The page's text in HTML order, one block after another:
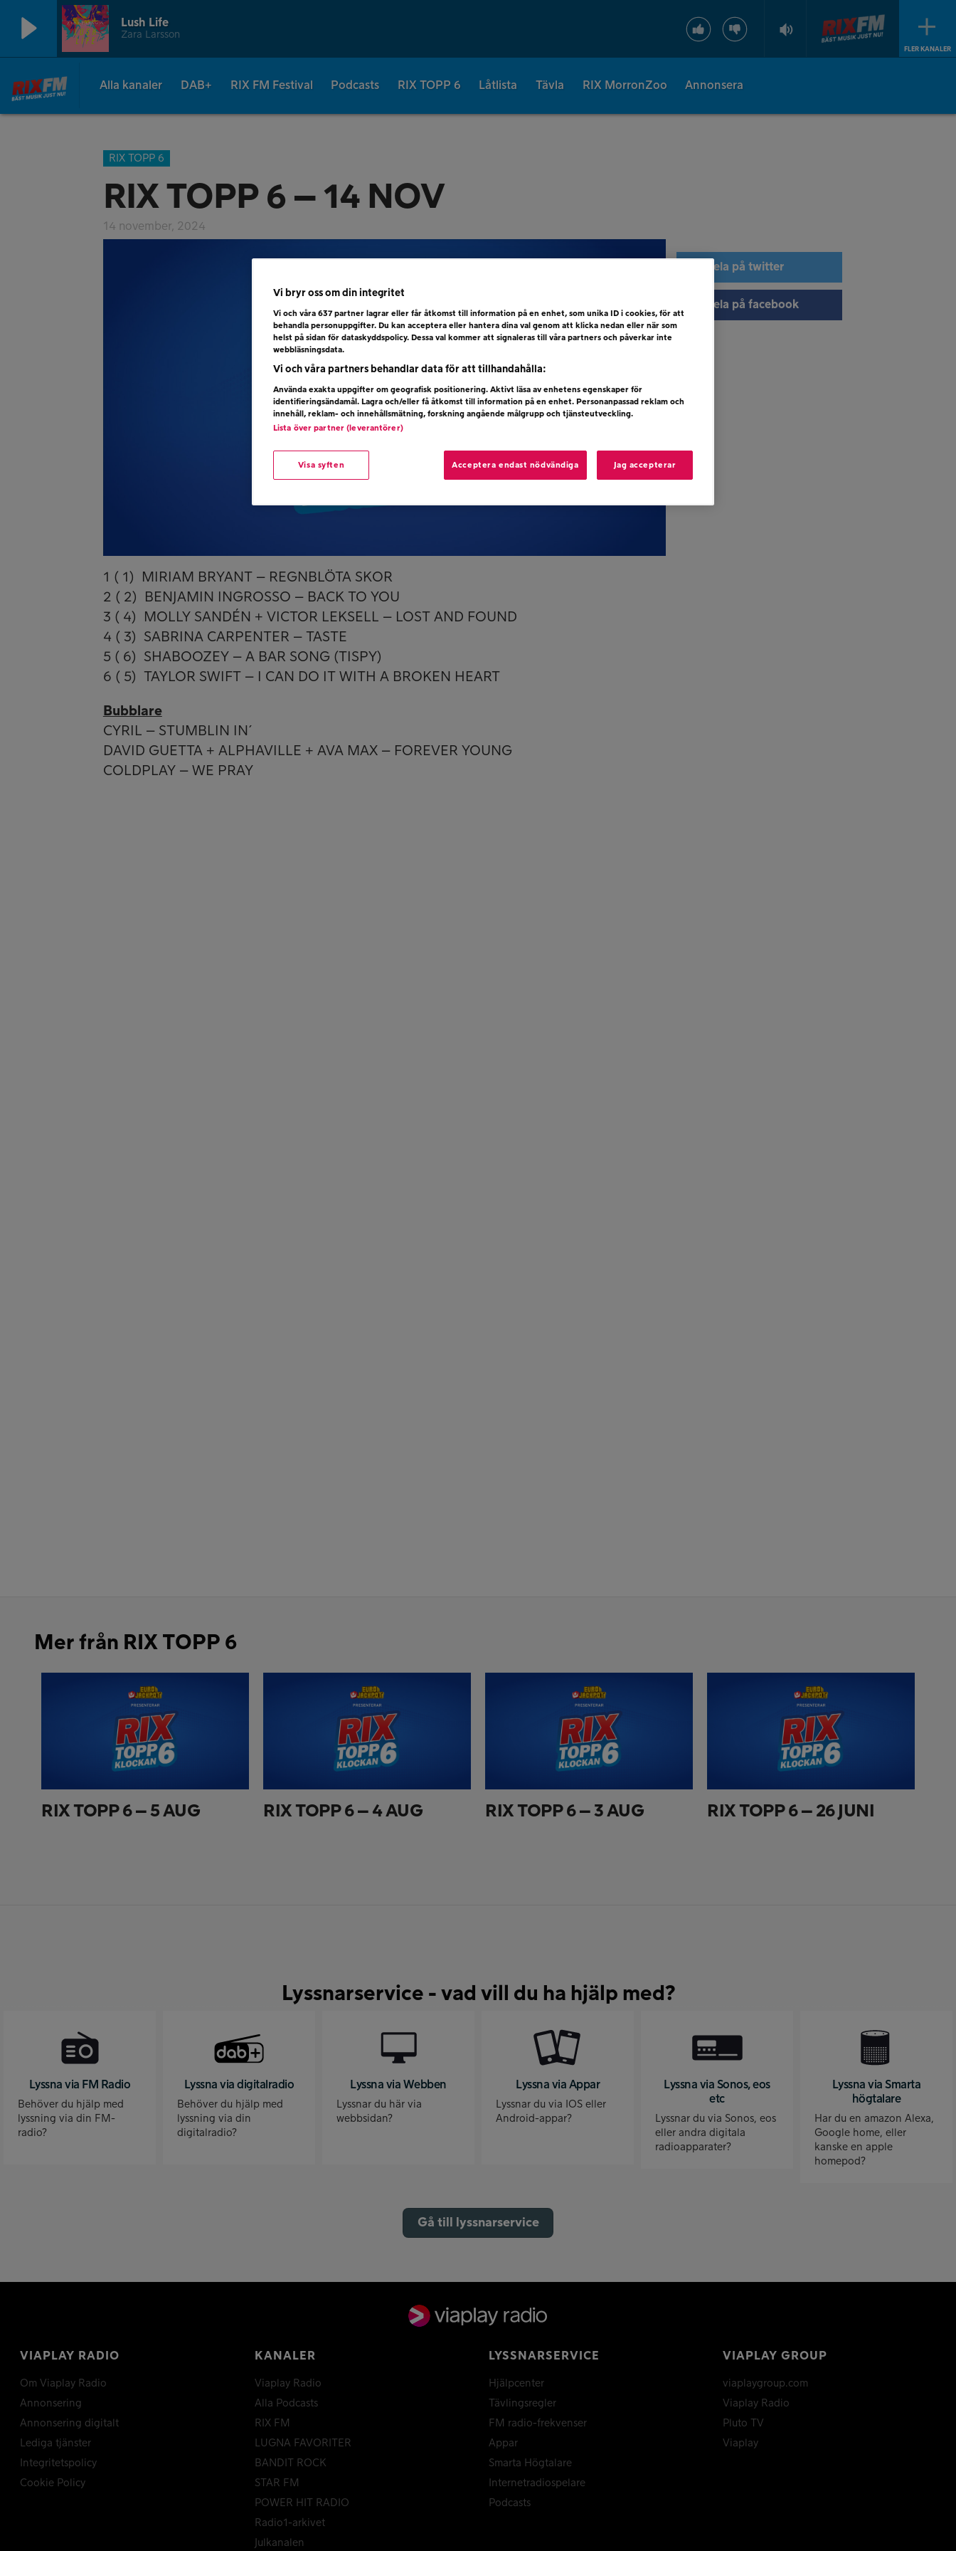
Lush Life
Zara Larsson
FLER KANALER
Alla kanaler DAB+ RIX FM Festival Podcasts RIX TOPP 6 Låtlista Tävla RIX MorronZoo Annonsera
RIX TOPP 6
RIX TOPP 6 – 14 NOV
14 november, 2024
1 ( 1) MIRIAM BRYANT – REGNBLÖTA SKOR
2 ( 2) BENJAMIN INGROSSO – BACK TO YOU
3 ( 4) MOLLY SANDÉN + VICTOR LEKSELL – LOST AND FOUND
4 ( 3) SABRINA CARPENTER – TASTE
5 ( 6) SHABOOZEY – A BAR SONG (TISPY)
6 ( 5) TAYLOR SWIFT – I CAN DO IT WITH A BROKEN HEART
Bubblare
CYRIL – STUMBLIN IN´
DAVID GUETTA + ALPHAVILLE + AVA MAX – FOREVER YOUNG
COLDPLAY – WE PRAY
Dela på twitter
Dela på facebook
Mer från RIX TOPP 6
RIX TOPP 6 – 5 AUG RIX TOPP 6 – 4 AUG RIX TOPP 6 – 3 AUG RIX TOPP 6 – 26 JUNI
Lyssnarservice - vad vill du ha hjälp med?
Lyssna via FM Radio
Behöver du hjälp med
lyssning via din FM-
radio?
Lyssna via digitalradio
Behöver du hjälp med
lyssning via din
digitalradio?
Lyssna via Webben
Lyssnar du här via
webbsidan?
Lyssna via Appar
Lyssnar du via IOS eller
Android-appar?
Lyssna via Sonos, eos
etc
Lyssnar du via Sonos, eos
eller andra digitala
radioapparater?
Lyssna via Smarta
högtalare
Har du en amazon Alexa,
Google home, eller
kanske en apple
homepod?
Gå till lyssnarservice
VIAPLAY RADIO
Om Viaplay Radio
Annonsering
Annonsering digitalt
Lediga tjänster
Integritetspolicy
Cookie Policy
KANALER
Viaplay Radio
Alla Podcasts
RIX FM
LUGNA FAVORITER
BANDIT ROCK
STAR FM
POWER HIT RADIO
Radio1-arkivet
Julkanalen
LYSSNARSERVICE
Hjälpcenter
Tävlingsregler
FM radio-frekvenser
Appar
Smarta Högtalare
Internetradiospelare
Podcasts
VIAPLAY GROUP
viaplaygroup.com
Viaplay Radio
Pluto TV
Viaplay
Vi bryr oss om din integritet
Vi och våra 637 partner lagrar eller får åtkomst till information på en enhet, som unika ID i cookies, för att
behandla personuppgifter. Du kan acceptera eller hantera dina val genom att klicka nedan eller när som
helst på sidan för dataskyddspolicy. Dessa val kommer att signaleras till våra partners och påverkar inte
webbläsningsdata.
Vi och våra partners behandlar data för att tillhandahålla:
Använda exakta uppgifter om geografisk positionering. Aktivt läsa av enhetens egenskaper för
identifieringsändamål. Lagra och/eller få åtkomst till information på en enhet. Personanpassad reklam och
innehåll, reklam- och innehållsmätning, forskning angående målgrupp och tjänsteutveckling.
Lista över partner (leverantörer)
Acceptera endast nödvändiga Jag accepterar
Visa syften